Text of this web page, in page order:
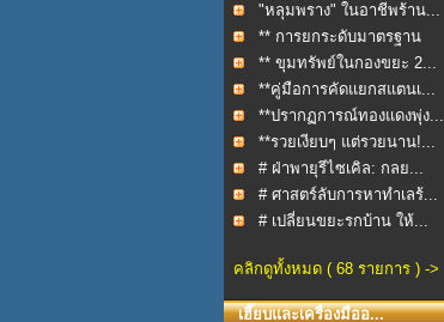
"หลุมพราง" ในอาชีพร้าน...
** การยกระดับมาตรฐาน
กา...
** ขุมทรัพย์ในกองขยะ 2...
**คู่มือการคัดแยกสแตนเ...
**ปรากฏการณ์ทองแดงพุ่ง...
**รวยเงียบๆ แต่รวยนาน!...
# ฝ่าพายุรีไซเคิล: กลย...
# ศาสตร์ลับการหาทำเลร้...
# เปลี่ยนขยะรกบ้าน ให้...
คลิกดูทั้งหมด ( 68 รายการ ) ->
เฮี๊ยบและเครื่องมืออ...